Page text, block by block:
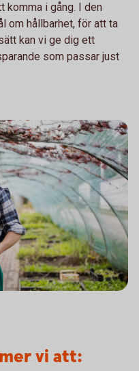
komma i gång. I den
om hållbarhet, för att ta
kan vi ge dig ett
som passar just
vi att: